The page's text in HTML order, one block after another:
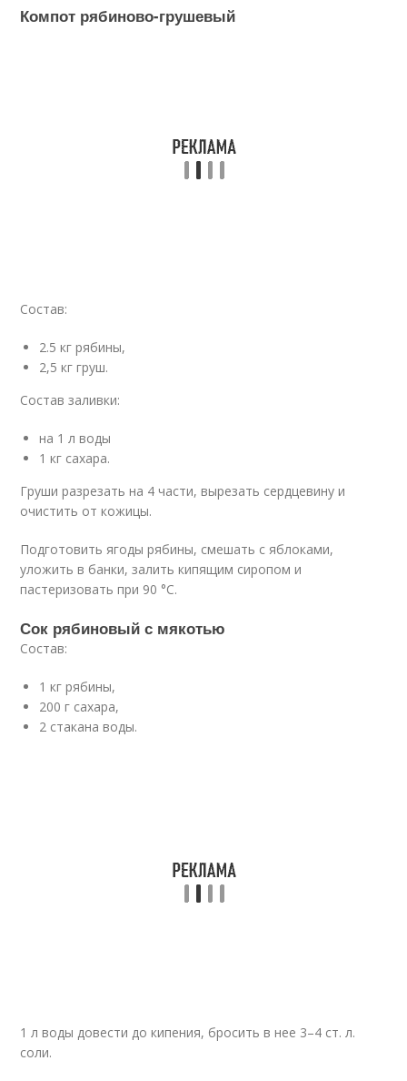
Компот рябиново-грушевый
Состав:
2.5 кг рябины,
2,5 кг груш.
Состав заливки:
на 1 л воды
1 кг сахара.
Груши разрезать на 4 части, вырезать сердцевину и
очистить от кожицы.
Подготовить ягоды рябины, смешать с яблоками,
уложить в банки, залить кипящим сиропом и
пастеризовать при 90 °C.
Сок рябиновый с мякотью
Состав:
1 кг рябины,
200 г сахара,
2 стакана воды.
1 л воды довести до кипения, бросить в нее 3–4 ст. л.
соли.